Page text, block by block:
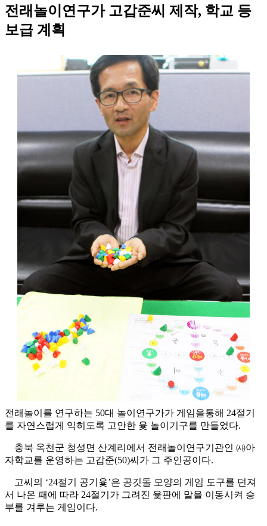
전래놀이연구가 고갑준씨 제작, 학교 등
보급 계획
전래놀이를 연구하는 50대 놀이연구가가 게임을통해 24절기
를 자연스럽게 익히도록 고안한 윷 놀이기구를 만들었다.
충북 옥천군 청성면 산계리에서 전래놀이연구기관인 ㈔아
자학교를 운영하는 고갑준(50)씨가 그 주인공이다.
고씨의 ‘24절기 공기윷’은 공깃돌 모양의 게임 도구를 던져
서 나온 패에 따라 24절기가 그려진 윷판에 말을 이동시켜 승
부를 겨루는 게임이다.